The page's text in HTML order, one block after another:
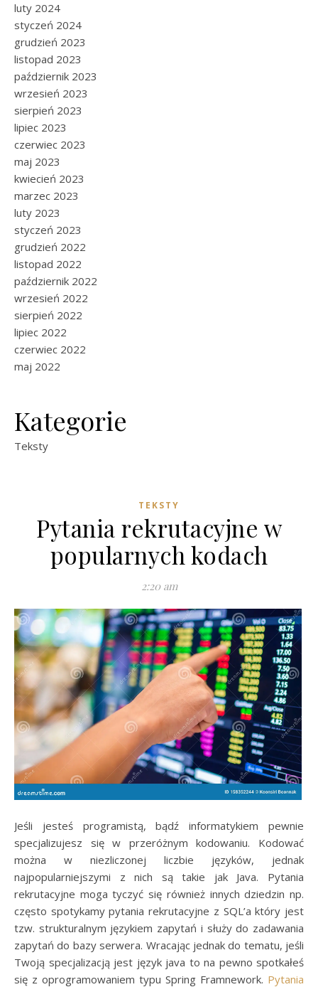
luty 2024
styczeń 2024
grudzień 2023
listopad 2023
październik 2023
wrzesień 2023
sierpień 2023
lipiec 2023
czerwiec 2023
maj 2023
kwiecień 2023
marzec 2023
luty 2023
styczeń 2023
grudzień 2022
listopad 2022
październik 2022
wrzesień 2022
sierpień 2022
lipiec 2022
czerwiec 2022
maj 2022
Kategorie
Teksty
TEKSTY
Pytania rekrutacyjne w
popularnych kodach
2:20 am
Jeśli jesteś programistą, bądź informatykiem pewnie
specjalizujesz się w przeróżnym kodowaniu. Kodować
można w niezliczonej liczbie języków, jednak
najpopularniejszymi z nich są takie jak Java. Pytania
rekrutacyjne moga tyczyć się również innych dziedzin np.
często spotykamy pytania rekrutacyjne z SQL’a który jest
tzw. strukturalnym językiem zapytań i służy do zadawania
zapytań do bazy serwera. Wracając jednak do tematu, jeśli
Twoją specjalizacją jest język java to na pewno spotkałeś
się z oprogramowaniem typu Spring Framnework. Pytania